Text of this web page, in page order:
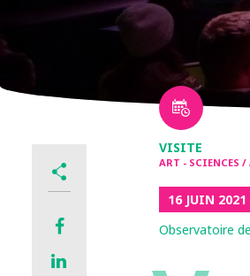
VISITE
ART - SCIENCES /
16 JUIN 2021
Observatoire